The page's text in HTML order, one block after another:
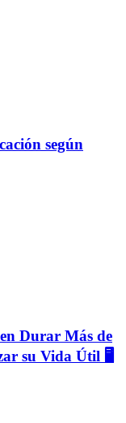
según
Durar Más de
su Vida Útil 🖥️